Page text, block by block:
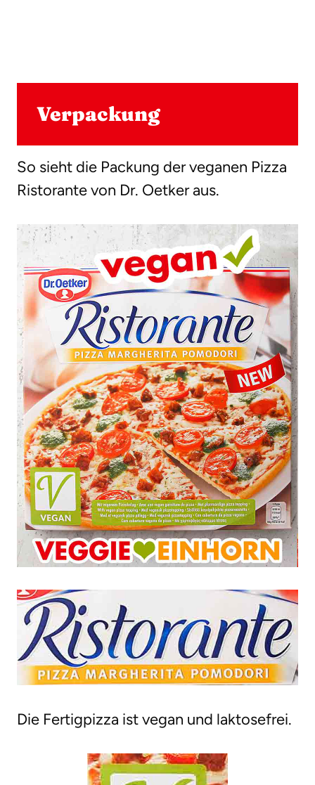
Verpackung
So sieht die Packung der veganen Pizza
Ristorante von Dr. Oetker aus.
Die Fertigpizza ist vegan und laktosefrei.